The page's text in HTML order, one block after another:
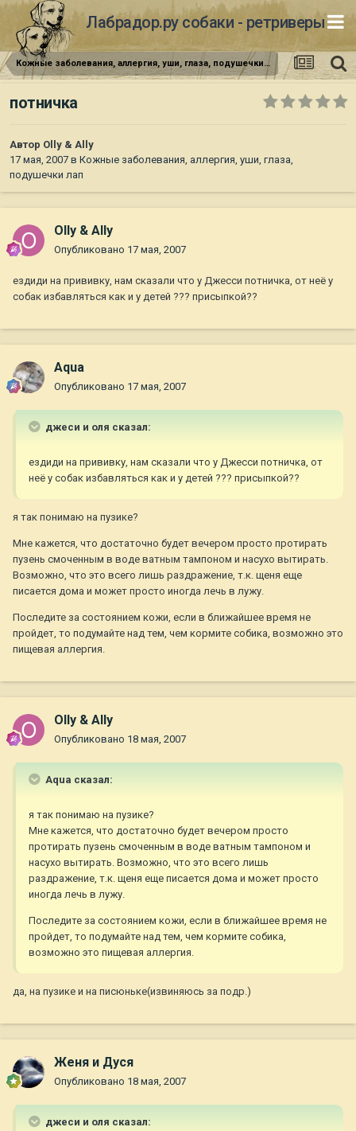
Лабрадор.ру собаки - ретриверы
Кожные заболевания, аллергия, уши, глаза, подушечки лап
потничка
Автор Olly & Ally
17 мая, 2007 в Кожные заболевания, аллергия, уши, глаза,
подушечки лап
Olly & Ally
Опубликовано 17 мая, 2007
ездиди на прививку, нам сказали что у Джесси потничка, от неё у
собак избавляться как и у детей ??? присыпкой??
Aqua
Опубликовано 17 мая, 2007
джеси и оля сказал:
ездиди на прививку, нам сказали что у Джесси потничка, от
неё у собак избавляться как и у детей ??? присыпкой??
я так понимаю на пузике?
Мне кажется, что достаточно будет вечером просто протирать
пузень смоченным в воде ватным тампоном и насухо вытирать.
Возможно, что это всего лишь раздражение, т.к. щеня еще
писается дома и может просто иногда лечь в лужу.
Последите за состоянием кожи, если в ближайшее время не
пройдет, то подумайте над тем, чем кормите собика, возможно это
пищевая аллергия.
Olly & Ally
Опубликовано 18 мая, 2007
Aqua сказал:
я так понимаю на пузике?
Мне кажется, что достаточно будет вечером просто
протирать пузень смоченным в воде ватным тампоном и
насухо вытирать. Возможно, что это всего лишь
раздражение, т.к. щеня еще писается дома и может просто
иногда лечь в лужу.
Последите за состоянием кожи, если в ближайшее время не
пройдет, то подумайте над тем, чем кормите собика,
возможно это пищевая аллергия.
да, на пузике и на писюньке(извиняюсь за подр.)
Женя и Дуся
Опубликовано 18 мая, 2007
джеси и оля сказал: